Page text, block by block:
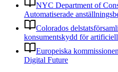
NYC Department of
Automatiserade
Colorados
konsumentskydd för
Europeiska
Digital Future